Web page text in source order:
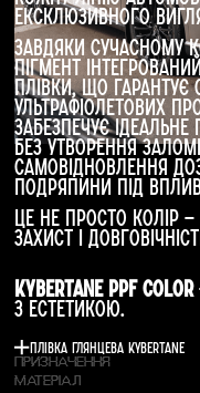
ексклюзивного
Завдяки сучасному
пігмент
плівки, що гарантує
ультрафіолетових
забезпечує
без утворення
самовідновлення
подряпини під
Це не просто колір
захист і
Kybertane PPF color
з естетикою.
Плівка глянцева Kybertane
ПРИЗНАЧЕННЯ
МАТЕРІАЛ